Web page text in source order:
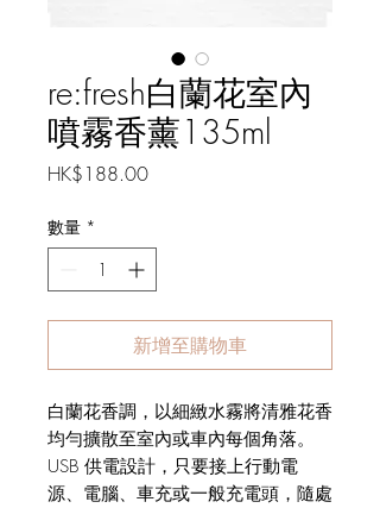
re:fresh白蘭花室內
噴霧香薰135ml
HK$188.00價
數量 *
新增至購物車
白蘭花香調，以細緻水霧將清雅花香
均勻擴散至室內或車內每個角落。
USB 供電設計，只要接上行動電
源、電腦、車充或一般充電頭，隨處